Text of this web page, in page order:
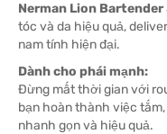
Nerman Lion
tóc và da hiệu quả,
nam tính hiện đại.
Dành cho phái mạnh:
Đừng mất thời gian với
bạn hoàn thành việc
nhanh gọn và hiệu quả.